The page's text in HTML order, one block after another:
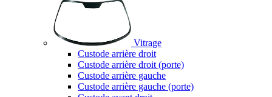
Vitrage
Custode arrière droit
Custode arrière droit (porte)
Custode arrière gauche
Custode arrière gauche (porte)